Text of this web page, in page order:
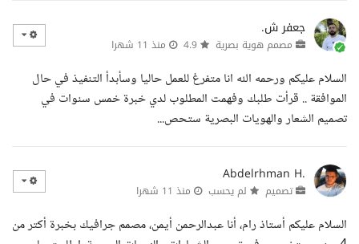
جعفر ش.
مصمم هوية بصرية منذ 11 شهرا
السلام عليكم ورحمه الله انا متفرغ للعمل حاليا وسأبدأ التنفيذ في حال
الموافقة .. قرأت طلبك وفهمت المطلوب لدي خبرة خمس سنوات في
تصميم الشعار والهويات البصرية ستحص...
Abdelrhman H.
تصميم لم يحسب منذ 11 شهرا
السلام عليكم أستاذ رام، أنا عبدالرحمن أيمن، مصمم جرافيك بخبرة أكتر من